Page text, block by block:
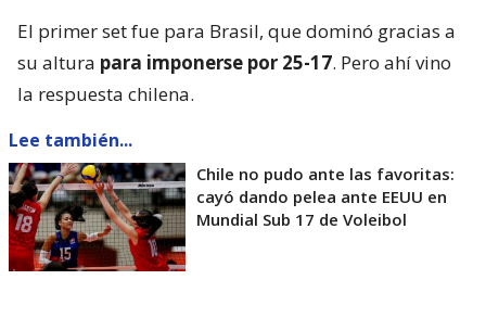
El primer set fue para Brasil, que dominó gracias a
su altura para imponerse por 25-17. Pero ahí vino
la respuesta chilena.
Lee también...
Chile no pudo ante las favoritas:
cayó dando pelea ante EEUU en
Mundial Sub 17 de Voleibol